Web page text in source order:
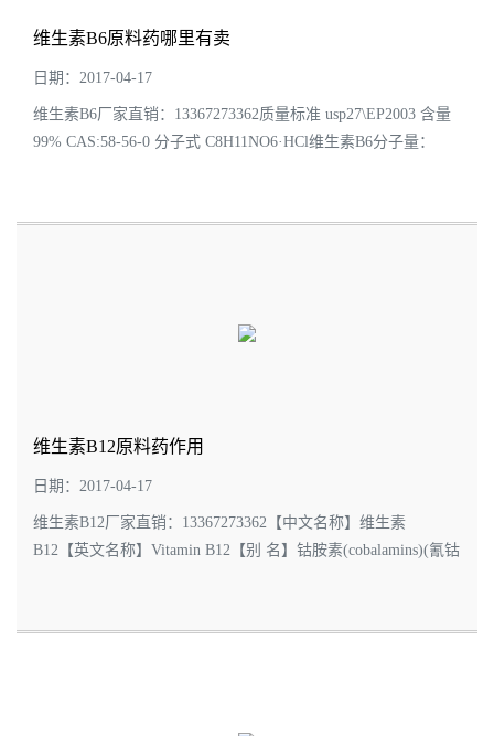
维生素B6原料药哪里有卖
日期：2017-04-17
维生素B6厂家直销：13367273362质量标准 usp27\EP2003 含量
99% CAS:58-56-0 分子式 C8H11NO6·HCl维生素B6分子量：
维生素B12原料药作用
日期：2017-04-17
维生素B12厂家直销：13367273362【中文名称】维生素
B12【英文名称】Vitamin B12【别 名】钴胺素(cobalamins)(氰钴